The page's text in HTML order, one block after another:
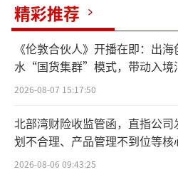
数据显示，自今年3
不断上涨，上市猪企同
比基本“量价齐升”，4
价和销售收入实现环比增
产品批发市场猪肉平均
昨天上升0.5%。
精彩推荐
《伦敦合伙人》开播在即：出
水“国货集群”模式，带动入境
向种草
2026-08-07 15:17:50
北部湾财险收监管函，直指公司
划不合理、产品管理不到位等
点”
2026-08-06 09:43:25